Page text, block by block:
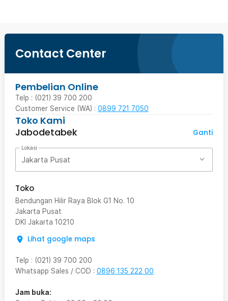
Contact Center
Pembelian Online
Telp : (021) 39 700 200
Customer Service (WA) : 0899 721 7050
Toko Kami
Jabodetabek
Ganti
Lokasi
Jakarta Pusat
Toko
Bendungan Hilir Raya Blok G1 No. 10
Jakarta Pusat
DKI Jakarta 10210
Lihat google maps
Telp : (021) 39 700 200
Whatsapp Sales / COD : 0896 135 222 00
Jam buka: